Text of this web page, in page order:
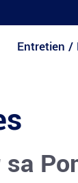
Entretien /